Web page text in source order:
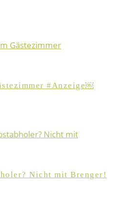
#Anzeige￼
Nicht mit Brenger!